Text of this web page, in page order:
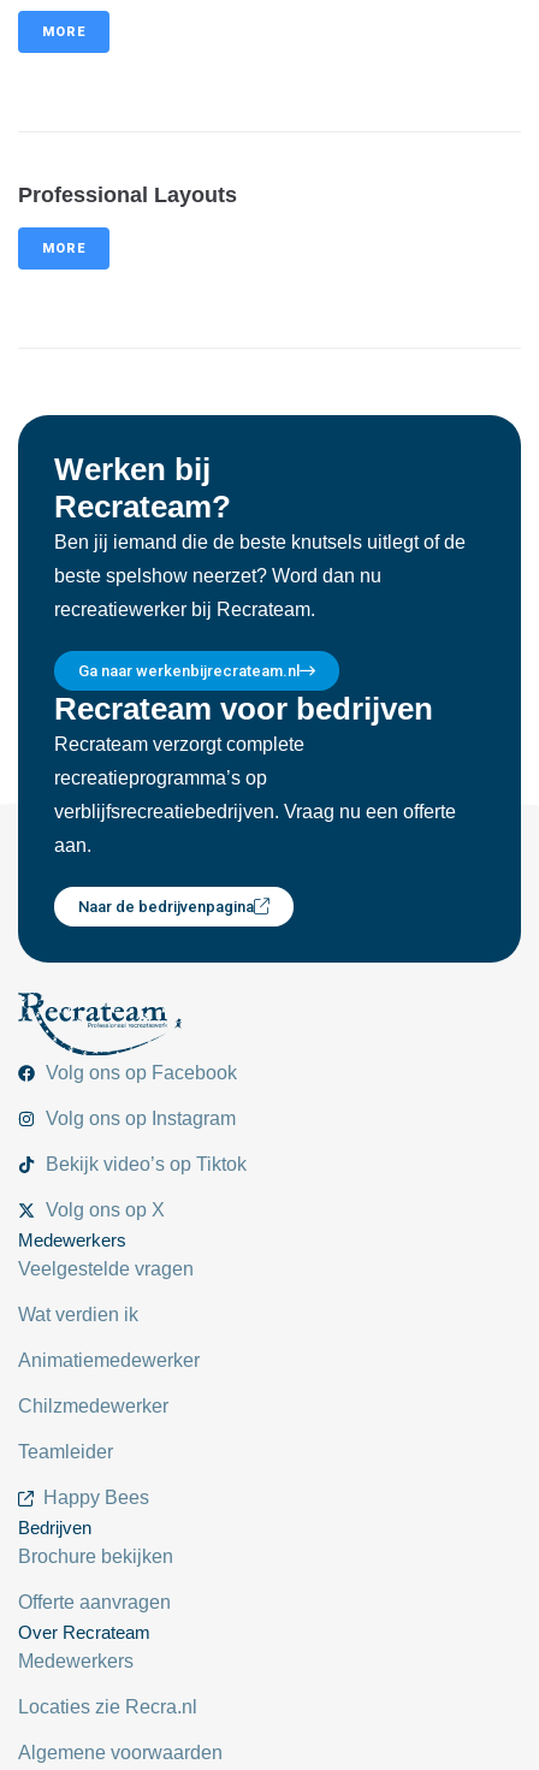
MORE
Professional Layouts
MORE
Werken bij
Recrateam?
Ben jij iemand die de beste knutsels uitlegt of de
beste spelshow neerzet? Word dan nu
recreatiewerker bij Recrateam.
Ga naar werkenbijrecrateam.nl
Recrateam voor bedrijven
Recrateam verzorgt complete
recreatieprogramma’s op
verblijfsrecreatiebedrijven. Vraag nu een offerte
aan.
Naar de bedrijvenpagina
Volg ons op Facebook
Volg ons op Instagram
Bekijk video’s op Tiktok
Volg ons op X
Medewerkers
Veelgestelde vragen
Wat verdien ik
Animatiemedewerker
Chilzmedewerker
Teamleider
Happy Bees
Bedrijven
Brochure bekijken
Offerte aanvragen
Over Recrateam
Medewerkers
Locaties zie Recra.nl
Algemene voorwaarden